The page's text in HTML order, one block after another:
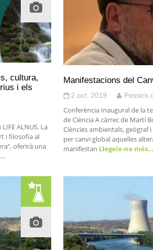
cultura,
i els
ALNUS. La
i filosofia al
oferirà una
Manifestacions del
2 oct. 2019 Pessics
Conferència Inaugural de la
de Ciència A càrrec de Martí
Ciències ambientals, geògraf
per canvi global aquelles
manifestan Llegeix-ne més…